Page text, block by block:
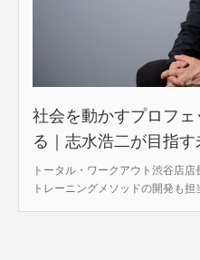
社会を動かすプロフェ
る｜志水浩二が目指す
トータル・ワークアウト渋谷店店
トレーニングメソッドの開発も担